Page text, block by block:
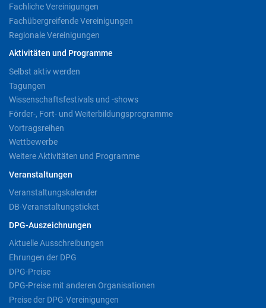
Fachliche Vereinigungen
Fachübergreifende Vereinigungen
Regionale Vereinigungen
Aktivitäten und Programme
Selbst aktiv werden
Tagungen
Wissenschaftsfestivals und -shows
Förder-, Fort- und Weiterbildungsprogramme
Vortragsreihen
Wettbewerbe
Weitere Aktivitäten und Programme
Veranstaltungen
Veranstaltungskalender
DB-Veranstaltungsticket
DPG-Auszeichnungen
Aktuelle Ausschreibungen
Ehrungen der DPG
DPG-Preise
DPG-Preise mit anderen Organisationen
Preise der DPG-Vereinigungen